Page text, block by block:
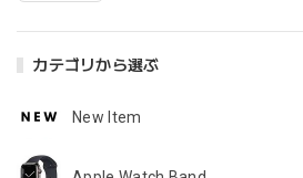
カテゴリから選ぶ
New Item